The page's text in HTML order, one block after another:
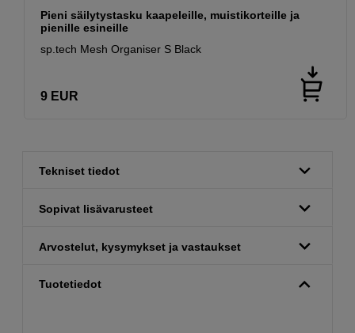
Pieni säilytystasku kaapeleille, muistikorteille ja
pienille esineille
sp.tech Mesh Organiser S Black
9 EUR
Tekniset tiedot
Sopivat lisävarusteet
Arvostelut, kysymykset ja vastaukset
Tuotetiedot